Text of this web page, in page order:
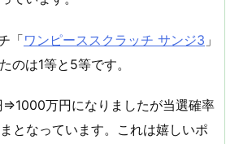
「ワンピーススクラッチ サンジ3 」
のは1等と5等です。
万円になりましたが当選確率
となっています。これは嬉しいポ